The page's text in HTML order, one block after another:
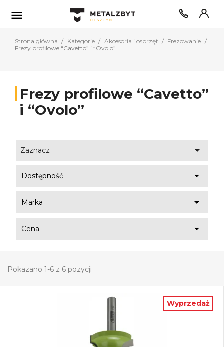

Strona główna Kategorie Akcesoria i osprzęt
Frezowanie
Frezy profilowe “Cavetto” i “Ovolo”
Frezy profilowe “Cavetto”
i “Ovolo”
Zaznacz 
Dostępność 
Marka 
Cena 
Pokazano 1-6 z 6 pozycji
Wyprzedaż